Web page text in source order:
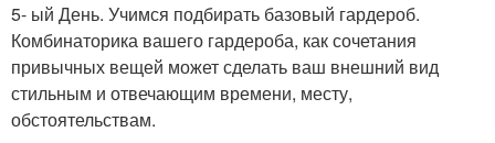
5- ый День. Учимся подбирать базовый гардероб.
Комбинаторика вашего гардероба, как сочетания
привычных вещей может сделать ваш внешний вид
стильным и отвечающим времени, месту,
обстоятельствам.